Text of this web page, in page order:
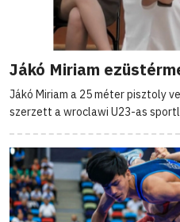
Jákó Miriam
Jákó Miriam a 25 méter pisztoly
szerzett a wroclawi U23-as